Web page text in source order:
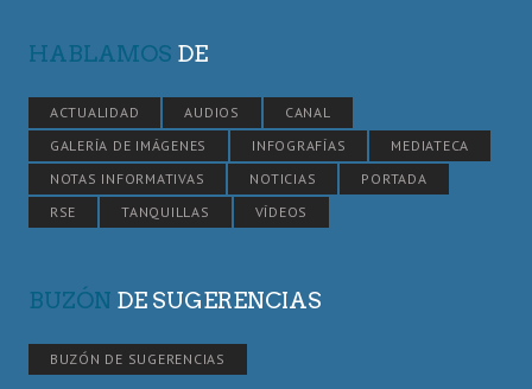
HABLAMOS DE
ACTUALIDAD AUDIOS
CANAL
GALERÍA DE IMÁGENES
INFOGRAFÍAS
MEDIATECA
NOTAS INFORMATIVAS
NOTICIAS
PORTADA
RSE
TANQUILLAS VÍDEOS
BUZÓN DE SUGERENCIAS
BUZÓN DE SUGERENCIAS